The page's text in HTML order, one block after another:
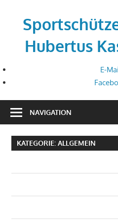
springen
Hubertus
E-
NAVIGATION
KATEGORIE: ALLGEMEIN